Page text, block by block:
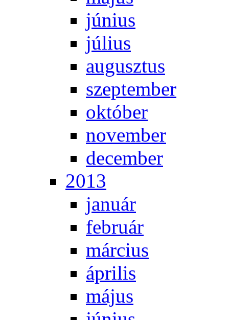
jú­ni­us
jú­li­us
au­gusz­tus
szep­tem­ber
ok­tó­ber
no­vem­ber
de­cem­ber
2013
ja­nu­ár
feb­ru­ár
már­ci­us
áp­ri­lis
má­jus